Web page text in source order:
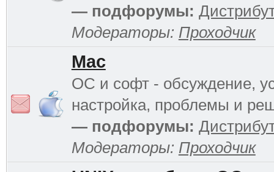
— подфорумы:
Модераторы: Проходчик
Mac
ОС и софт - обсуждение,
настройка, проблемы и
— подфорумы:
Модераторы: Проходчик